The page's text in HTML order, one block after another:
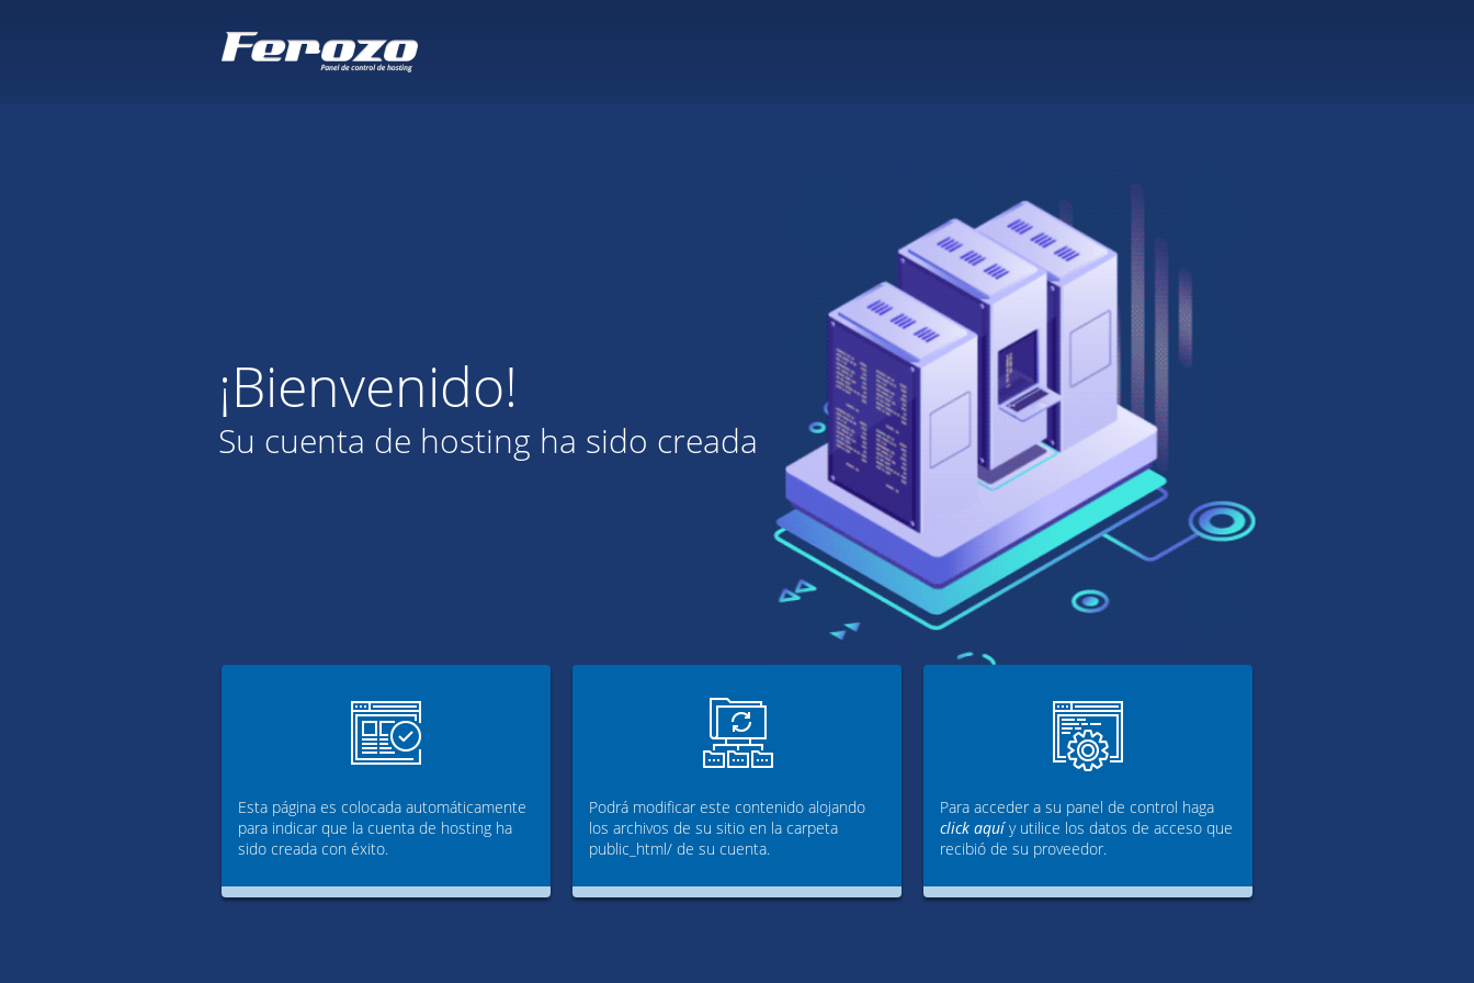
¡Bienvenido!
Su cuenta de hosting ha sido creada
Esta página es colocada automáticamente
para indicar que la cuenta de hosting ha
sido creada con éxito.
Podrá modificar este contenido alojando
los archivos de su sitio en la carpeta
public_html/ de su cuenta.
Para acceder a su panel de control haga
click aquíy utilice los datos de acceso que
recibió de su proveedor.